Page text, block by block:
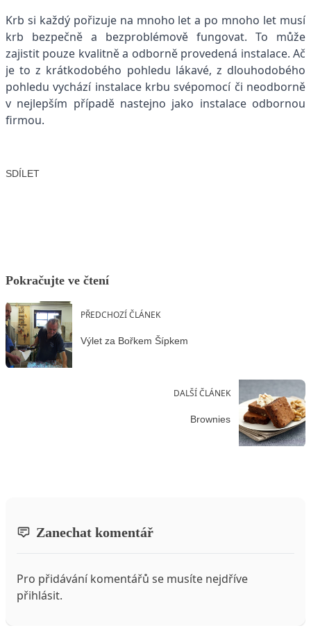
Krb si každý pořizuje na mnoho let a po mnoho let musí
krb bezpečně a bezproblémově fungovat. To může
zajistit pouze kvalitně a odborně provedená instalace. Ač
je to z krátkodobého pohledu lákavé, z dlouhodobého
pohledu vychází instalace krbu svépomocí či neodborně
v nejlepším případě nastejno jako instalace odbornou
firmou.
SDÍLET
Pokračujte ve čtení
PŘEDCHOZÍ ČLÁNEK
Výlet za Bořkem Šípkem
DALŠÍ ČLÁNEK
Brownies
Zanechat komentář
Pro přidávání komentářů se musíte nejdříve
přihlásit.